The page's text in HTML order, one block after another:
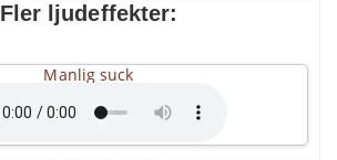
Fler ljudeffekter:
Manlig suck